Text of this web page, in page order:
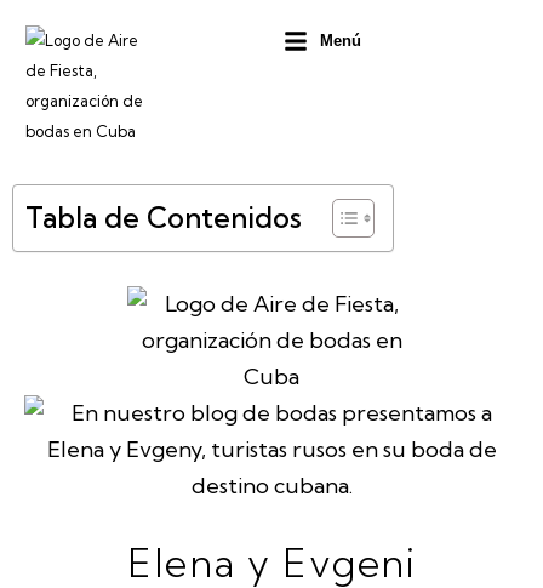
contenido
Menú
Tabla de Contenidos
Elena y Evgeni